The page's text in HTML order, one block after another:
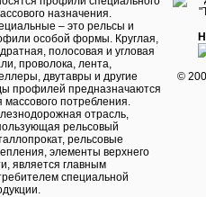
назначения.
– это рельсы и
особой формы. Круглая,
полосовая и угловая
проволока, лента,
двутавры и другие
профилей предназначаются
массового потребления.
отрасль,
рельсовый
рельсовые
элементы верхнего
является главным
специальной
©